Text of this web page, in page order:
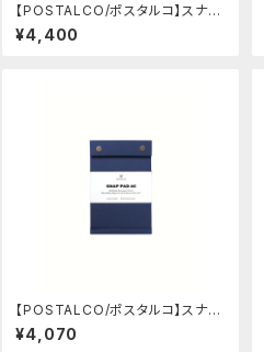
【POSTALCO/ポスタルコ】スナッ
プパッド SQ A5 (Dark Blue)
¥4,400
【POSTALCO/ポスタルコ】スナッ
プパッド SQ A6 (Royal Blue)
¥4,070